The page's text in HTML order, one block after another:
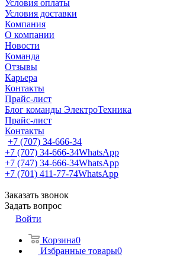
Условия оплаты
Условия доставки
Компания
О компании
Новости
Команда
Отзывы
Карьера
Контакты
Прайс-лист
Блог команды ЭлектроТехника
Прайс-лист
Контакты
+7 (707) 34-666-34
+7 (707) 34-666-34WhatsApp
+7 (747) 34-666-34WhatsApp
+7 (701) 411-77-74WhatsApp
Заказать звонок
Задать вопрос
Войти
Корзина0
Избранные товары0